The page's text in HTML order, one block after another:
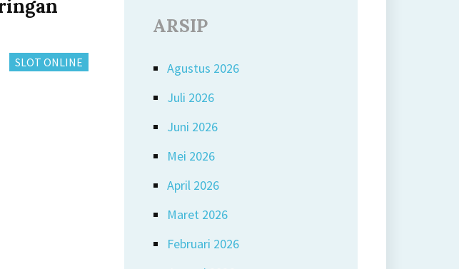
CATEGORIES:
SLOT ONLINE
ARSIP
Agustus 2026
Juli 2026
Juni 2026
Mei 2026
April 2026
Maret 2026
Februari 2026